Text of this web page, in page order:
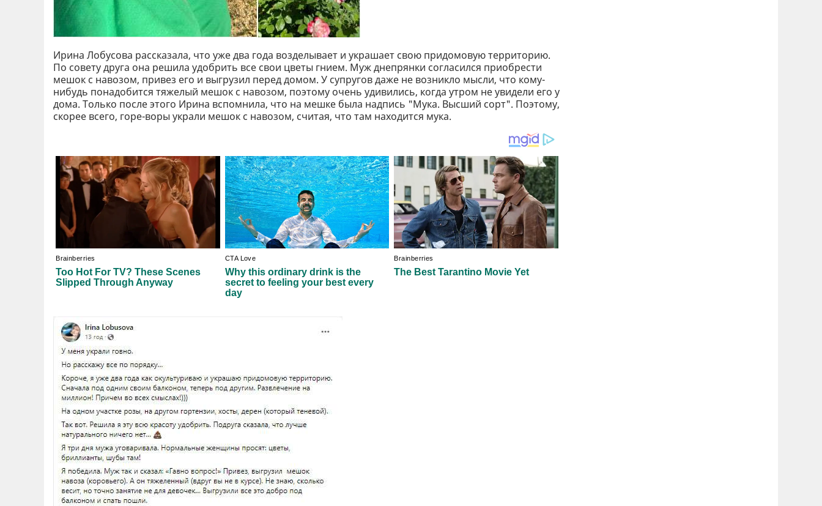
Ирина Лобусова рассказала, что уже два года возделывает и украшает свою придомовую территорию.
По совету друга она решила удобрить все свои цветы гнием. Муж днепрянки согласился приобрести
мешок с навозом, привез его и выгрузил перед домом. У супругов даже не возникло мысли, что кому-
нибудь понадобится тяжелый мешок с навозом, поэтому очень удивились, когда утром не увидели его у
дома. Только после этого Ирина вспомнила, что на мешке была надпись "Мука. Высший сорт". Поэтому,
скорее всего, горе-воры украли мешок с навозом, считая, что там находится мука.